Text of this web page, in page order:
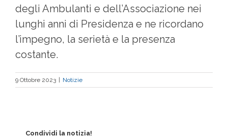
degli Ambulanti e dell’Associazione nei
lunghi anni di Presidenza e ne ricordano
l’impegno, la serietà e la presenza
costante.
9 Ottobre 2023 | Notizie
Condividi la notizia!